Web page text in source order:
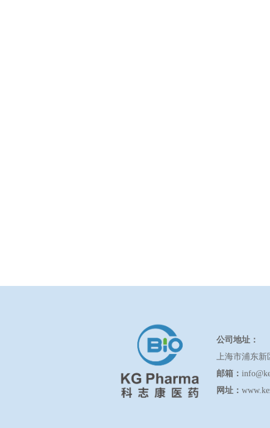
公司地址：
上海市浦东新
邮箱：
网址：